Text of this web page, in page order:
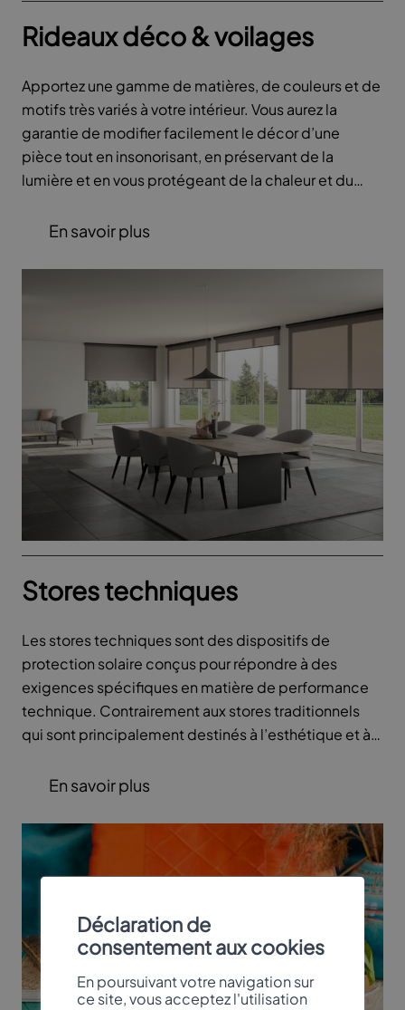
Rideaux déco & voilages
Apportez une gamme de matières, de couleurs et de
motifs très variés à votre intérieur. Vous aurez la
garantie de modifier facilement le décor d’une
pièce tout en insonorisant, en préservant de la
lumière et en vous protégeant de la chaleur et du
En savoir plus
Stores techniques
Les stores techniques sont des dispositifs de
protection solaire conçus pour répondre à des
exigences spécifiques en matière de performance
technique. Contrairement aux stores traditionnels
qui sont principalement destinés à l’esthétique et à
conçus pour offrir des avantages supplémentaires
thermique, la protection contre le vent, la pluie et le
bruit, la résistance aux intempéries et à la corrosion,
ainsi que la sécurité incendie.
En savoir plus
Déclaration de
consentement aux cookies
En poursuivant votre navigation sur
ce site, vous acceptez l'utilisation